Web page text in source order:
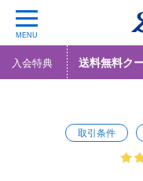
MENU
入会特典 送料無料ク
取引条件